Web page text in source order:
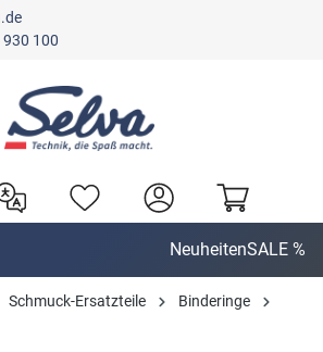
100
NeuheitenSALE %
Schmuck-Ersatzteile
Binderinge